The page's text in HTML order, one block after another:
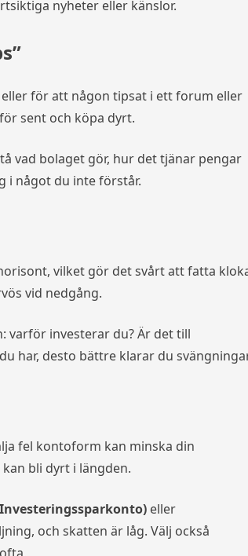
nyheter eller känslor.
för att någon tipsat i ett forum eller
sent och köpa dyrt.
vad bolaget gör, hur det tjänar pengar
i något du inte förstår.
vilket gör det svårt att fatta
vid nedgång.
varför investerar du? Är det till
har, desto bättre klarar du
fel kontoform kan minska din
bli dyrt i längden.
eller
och skatten är låg. Välj också